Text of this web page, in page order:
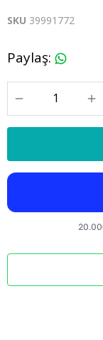
SKU 39991772
Paylaş: